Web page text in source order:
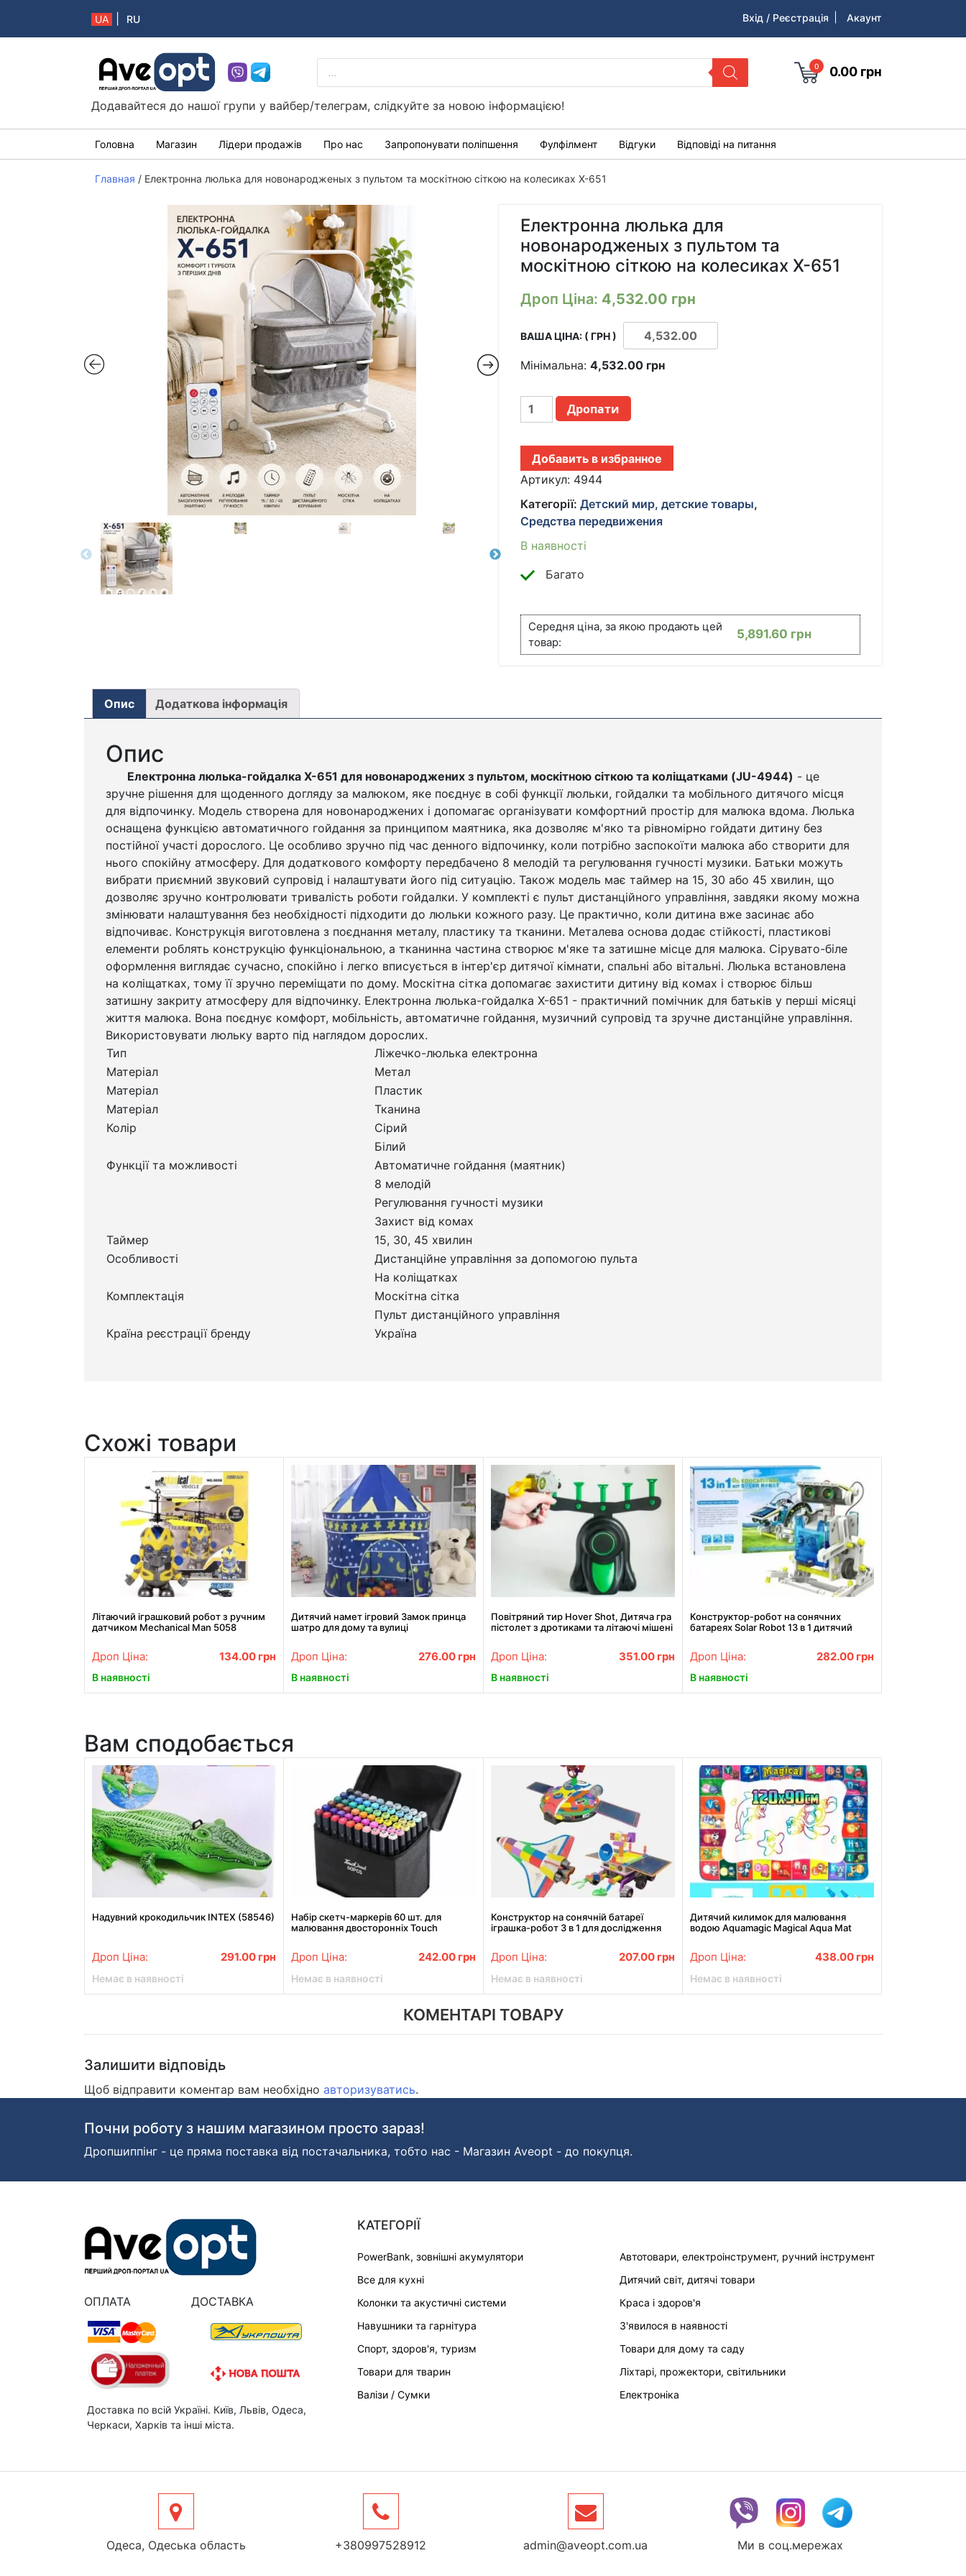
UA RU Вхід / Реєстрація Акаунт
Aveopt – оптова дропшипінг платформа в Україні
PRODUCTS
SEARCH
0 0.00 грн
Додавайтеся до нашої групи у вайбер/телеграм, слідкуйте за новою інформацією!
Головна Магазин Лідери продажів Про нас Запропонувати поліпшення Фулфілмент Відгуки Відповіді на питання
Главная / Електронна люлька для новонародженых з пультом та москітною сіткою на колесиках Х-651
Електронна люлька для
новонародженых з пультом та
москітною сіткою на колесиках Х-651
Дроп Ціна: 4,532.00 грн
ВАША ЦІНА: ( ГРН )
Мінімальна: 4,532.00 грн
ЭЛЕКТРОННАЯ
ЛЮЛЬКА
НОВОРОЖДЕННЫХ
ПУЛЬТОМ
МОСКИТНОЙ
СЕТКОЙ
НА
КОЛЕСИКАХ
Х-651
КІЛЬКІСТЬ
Дропати
Добавить в избранное
Артикул: 4944
Категорії:Детский мир, детские товары,
Средства передвижения
В наявності
Багато
Середня ціна, за якою продають цей
товар:
5,891.60 грн
Опис Додаткова інформація
Опис
Електронна люлька-гойдалка X-651 для новонароджених з пультом, москітною сіткою та коліщатками (JU-4944) - це
зручне рішення для щоденного догляду за малюком, яке поєднує в собі функції люльки, гойдалки та мобільного дитячого місця
для відпочинку. Модель створена для новонароджених і допомагає організувати комфортний простір для малюка вдома. Люлька
оснащена функцією автоматичного гойдання за принципом маятника, яка дозволяє м'яко та рівномірно гойдати дитину без
постійної участі дорослого. Це особливо зручно під час денного відпочинку, коли потрібно заспокоїти малюка або створити для
нього спокійну атмосферу. Для додаткового комфорту передбачено 8 мелодій та регулювання гучності музики. Батьки можуть
вибрати приємний звуковий супровід і налаштувати його під ситуацію. Також модель має таймер на 15, 30 або 45 хвилин, що
дозволяє зручно контролювати тривалість роботи гойдалки. У комплекті є пульт дистанційного управління, завдяки якому можна
змінювати налаштування без необхідності підходити до люльки кожного разу. Це практично, коли дитина вже засинає або
відпочиває. Конструкція виготовлена з поєднання металу, пластику та тканини. Металева основа додає стійкості, пластикові
елементи роблять конструкцію функціональною, а тканинна частина створює м'яке та затишне місце для малюка. Сірувато-біле
оформлення виглядає сучасно, спокійно і легко вписується в інтер'єр дитячої кімнати, спальні або вітальні. Люлька встановлена
на коліщатках, тому її зручно переміщати по дому. Москітна сітка допомагає захистити дитину від комах і створює більш
затишну закриту атмосферу для відпочинку. Електронна люлька-гойдалка X-651 - практичний помічник для батьків у перші місяці
життя малюка. Вона поєднує комфорт, мобільність, автоматичне гойдання, музичний супровід та зручне дистанційне управління.
Використовувати люльку варто під наглядом дорослих.
Тип
Ліжечко-люлька електронна
Матеріал
Метал
Матеріал
Пластик
Матеріал
Тканина
Колір
Сірий
Білий
Функції та можливості
Автоматичне гойдання (маятник)
8 мелодій
Регулювання гучності музики
Захист від комах
Таймер
15, 30, 45 хвилин
Особливості
Дистанційне управління за допомогою пульта
На коліщатках
Комплектація
Москітна сітка
Пульт дистанційного управління
Країна реєстрації бренду
Україна
Схожі товари
Літаючий іграшковий робот з ручним
датчиком Mechanical Man 5058
Дроп Ціна: 134.00 грн
В наявності
Дитячий намет ігровий Замок принца
шатро для дому та вулиці
Дроп Ціна: 276.00 грн
В наявності
Повітряний тир Hover Shot, Дитяча гра
пістолет з дротиками та літаючі мішені
Дроп Ціна: 351.00 грн
В наявності
Конструктор-робот на сонячних
батареях Solar Robot 13 в 1 дитячий
Дроп Ціна: 282.00 грн
В наявності
Вам сподобається
Надувний крокодильчик INTEX (58546)
Дроп Ціна: 291.00 грн
Немає в наявності
Набір скетч-маркерів 60 шт. для
малювання двосторонніх Touch
Дроп Ціна: 242.00 грн
Немає в наявності
Конструктор на сонячній батареї
іграшка-робот 3 в 1 для дослідження
Дроп Ціна: 207.00 грн
Немає в наявності
Дитячий килимок для малювання
водою Aquamagic Magical Aqua Mat
Дроп Ціна: 438.00 грн
Немає в наявності
КОМЕНТАРІ ТОВАРУ
Залишити відповідь
Щоб відправити коментар вам необхідно авторизуватись.
Почни роботу з нашим магазином просто зараз!
Дропшиппінг - це пряма поставка від постачальника, тобто нас - Магазин Aveopt - до покупця.
ОПЛАТА ДОСТАВКА
Доставка по всій Україні. Київ, Львів, Одеса,
Черкаси, Харків та інші міста.
КАТЕГОРІЇ
PowerBank, зовнішні акумулятори
Автотовари, електроінструмент, ручний інструмент
Все для кухні
Дитячий світ, дитячі товари
Колонки та акустичні системи
Краса і здоров'я
Навушники та гарнітура
З'явилося в наявності
Спорт, здоров'я, туризм
Товари для дому та саду
Товари для тварин
Ліхтарі, прожектори, світильники
Валізи / Сумки
Електроніка
Одеса, Одеська область +380997528912 admin@aveopt.com.ua Ми в соц.мережах